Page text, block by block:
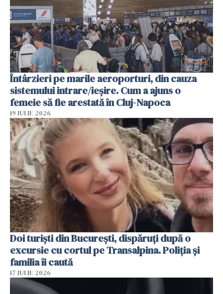
Întârzieri pe marile aeroporturi, din cauza
sistemului intrare/ieșire. Cum a ajuns o
femeie să fie arestată în Cluj-Napoca
19 IULIE 2026
Doi turiști din București, dispăruți după o
excursie cu cortul pe Transalpina. Poliția și
familia îi caută
17 IULIE 2026